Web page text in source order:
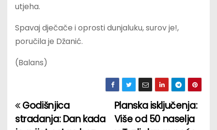
utjeha.
Spavaj dječače i oprosti dunjaluku, surov je!,
poručila je Džanić.
(Balans)
P
Planska isključenja:
Više od 50 naselja
Godišnjica
stradanja: Dan kada